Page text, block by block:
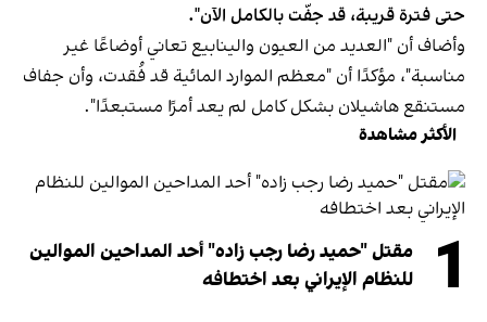
حتى فترة قريبة، قد جفّت بالكامل الآن".
وأضاف أن "العديد من العيون والينابيع تعاني أوضاعًا غير
مناسبة"، مؤكدًا أن "معظم الموارد المائية قد فُقدت، وأن جفاف
مستنقع هاشيلان بشكل كامل لم يعد أمرًا مستبعدًا".
الأكثر مشاهدة
1
مقتل "حميد رضا رجب زاده" أحد المداحين الموالين
للنظام الإيراني بعد اختطافه